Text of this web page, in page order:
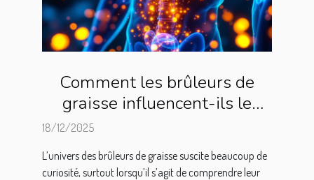
Comment les brûleurs de
graisse influencent-ils le
18/12/2025
L’univers des brûleurs de graisse suscite beaucoup de
curiosité, surtout lorsqu’il s’agit de comprendre leur